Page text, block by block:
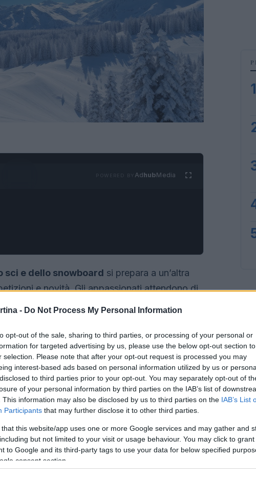
- Do Not Process My Personal Information
opt-out of the sale, sharing to third parties, or processing of your personal or
for targeted advertising by us, please use the below opt-out section to
selection. Please note that after your opt-out request is processed you may
interest-based ads based on personal information utilized by us or
to third parties prior to your opt-out. You may separately opt-out of
of your personal information by third parties on the IAB’s list of
This information may also be disclosed by us to third parties on the IAB’s List
Participants that may further disclose it to other third parties.
that this website/app uses one or more Google services and may gather and
but not limited to your visit or usage behaviour. You may click to
to Google and its third-party tags to use your data for below specified
consent section.
AdhubMedia
sci e dello snowboard si prepara a un’altra
e novità. Gli appassionati attendono di
e le innovazioni tecnologiche che
discipline. Questo articolo analizza le
la stagione 2023.
1